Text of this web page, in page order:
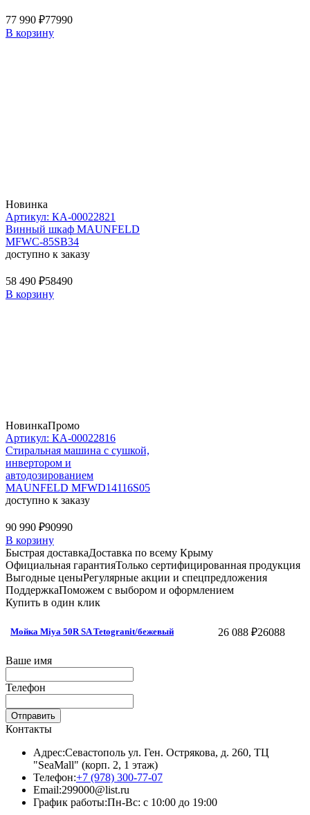
77 990 ₽77990
В корзину
Новинка
Артикул: КА-00022821
Винный шкаф MAUNFELD
MFWC-85SB34
доступно к заказу
58 490 ₽58490
В корзину
НовинкаПромо
Артикул: КА-00022816
Стиральная машина c сушкой,
инвертором и
автодозированием
MAUNFELD MFWD14116S05
доступно к заказу
90 990 ₽90990
В корзину
Быстрая доставкаДоставка по всему Крыму
Официальная гарантияТолько сертифицированная продукция
Выгодные ценыРегулярные акции и спецпредложения
ПоддержкаПоможем с выбором и оформлением
Купить в один клик
Мойка Miya 50R SA Tetogranit/бежевый 26 088 ₽26088
Ваше имя
Телефон
Отправить
Контакты
Адрес:Севастополь ул. Ген. Острякова, д. 260, ТЦ
"SeaMall" (корп. 2, 1 этаж)
Телефон:+7 (978) 300-77-07
Email:299000@list.ru
График работы:Пн-Вс: с 10:00 до 19:00